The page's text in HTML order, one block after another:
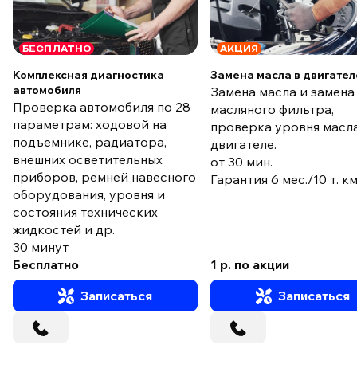
БЕСПЛАТНО
Комплексная диагностика
автомобиля
Проверка автомобиля по 28
параметрам: ходовой на
подъемнике, радиатора,
внешних осветительных
приборов, ремней навесного
оборудования, уровня и
состояния технических
жидкостей и др.
30 минут
Бесплатно
Записаться
АКЦИЯ
Замена масла в
Замена масла и замена
масляного фильтра,
проверка уровня
двигателе.
от 30 мин.
Гарантия 6 мес./10 т.
1 р. по акции
Записаться